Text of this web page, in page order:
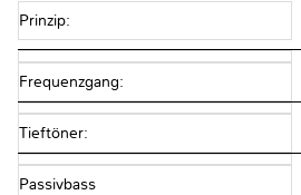
Prinzip:
Frequenzgang:
Tieftöner:
Passivbass